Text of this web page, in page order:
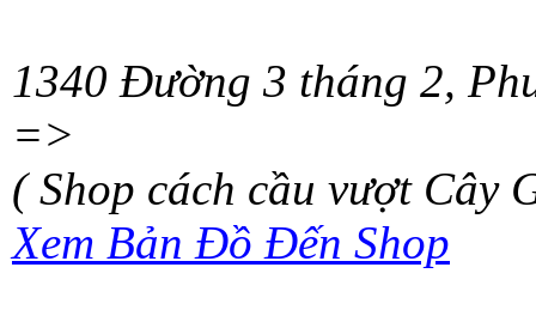
1340 Đường 3 tháng 2,
=>
( Shop cách cầu vượt Cây
Xem Bản Đồ Đến Shop